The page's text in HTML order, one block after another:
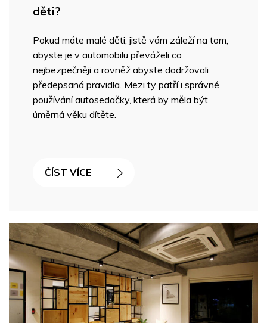
děti?
Pokud máte malé děti, jistě vám záleží na tom,
abyste je v automobilu převáželi co
nejbezpečněji a rovněž abyste dodržovali
předepsaná pravidla. Mezi ty patří i správné
používání autosedačky, která by měla být
úměrná věku dítěte.
ČÍST VÍCE